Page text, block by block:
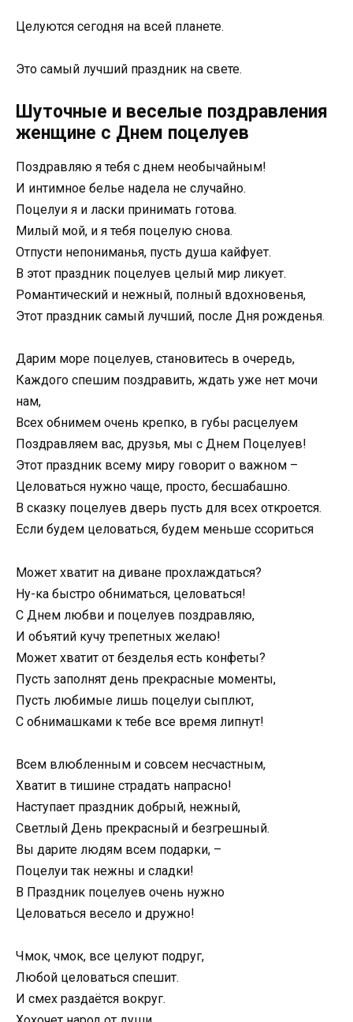
Целуются сегодня на всей планете.
Это самый лучший праздник на свете.
Шуточные и веселые поздравления
женщине с Днем поцелуев
Поздравляю я тебя с днем необычайным!
И интимное белье надела не случайно.
Поцелуи я и ласки принимать готова.
Милый мой, и я тебя поцелую снова.
Отпусти непониманья, пусть душа кайфует.
В этот праздник поцелуев целый мир ликует.
Романтический и нежный, полный вдохновенья,
Этот праздник самый лучший, после Дня рожденья.
Дарим море поцелуев, становитесь в очередь,
Каждого спешим поздравить, ждать уже нет мочи
нам,
Всех обнимем очень крепко, в губы расцелуем
Поздравляем вас, друзья, мы с Днем Поцелуев!
Этот праздник всему миру говорит о важном –
Целоваться нужно чаще, просто, бесшабашно.
В сказку поцелуев дверь пусть для всех откроется.
Если будем целоваться, будем меньше ссориться
Может хватит на диване прохлаждаться?
Ну-ка быстро обниматься, целоваться!
С Днем любви и поцелуев поздравляю,
И объятий кучу трепетных желаю!
Может хватит от безделья есть конфеты?
Пусть заполнят день прекрасные моменты,
Пусть любимые лишь поцелуи сыплют,
С обнимашками к тебе все время липнут!
Всем влюбленным и совсем несчастным,
Хватит в тишине страдать напрасно!
Наступает праздник добрый, нежный,
Светлый День прекрасный и безгрешный.
Вы дарите людям всем подарки, –
Поцелуи так нежны и сладки!
В Праздник поцелуев очень нужно
Целоваться весело и дружно!
Чмок, чмок, все целуют подруг,
Любой целоваться спешит.
И смех раздаётся вокруг.